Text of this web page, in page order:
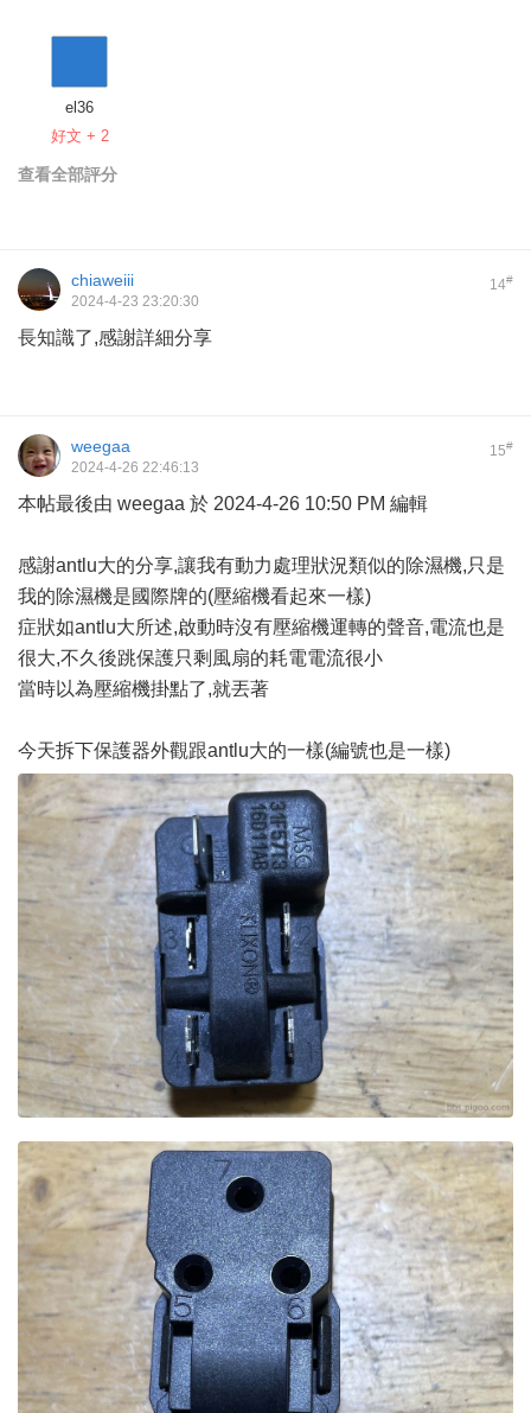
el36
好文 + 2
查看全部評分
14#
chiaweiii
2024-4-23 23:20:30
長知識了,感謝詳細分享
15#
weegaa
2024-4-26 22:46:13
本帖最後由 weegaa 於 2024-4-26 10:50 PM 編輯
感謝antlu大的分享,讓我有動力處理狀況類似的除濕機,只是
我的除濕機是國際牌的(壓縮機看起來一樣)
症狀如antlu大所述,啟動時沒有壓縮機運轉的聲音,電流也是
很大,不久後跳保護只剩風扇的耗電電流很小
當時以為壓縮機掛點了,就丟著
今天拆下保護器外觀跟antlu大的一樣(編號也是一樣)